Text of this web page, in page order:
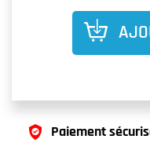
Paiement